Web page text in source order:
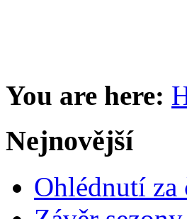
You are here:
Nejnovější
Ohlédnutí za